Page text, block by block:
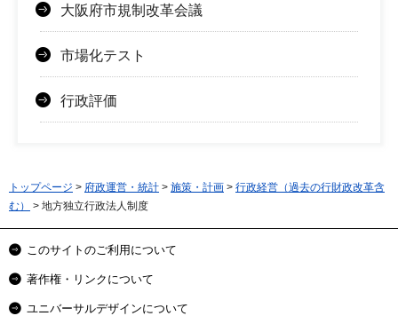
大阪府市規制改革会議
市場化テスト
行政評価
トップページ > 府政運営・統計 > 施策・計画 > 行政経営（過去の行財政改革含
む）
> 地方独立行政法人制度
このサイトのご利用について
著作権・リンクについて
ユニバーサルデザインについて